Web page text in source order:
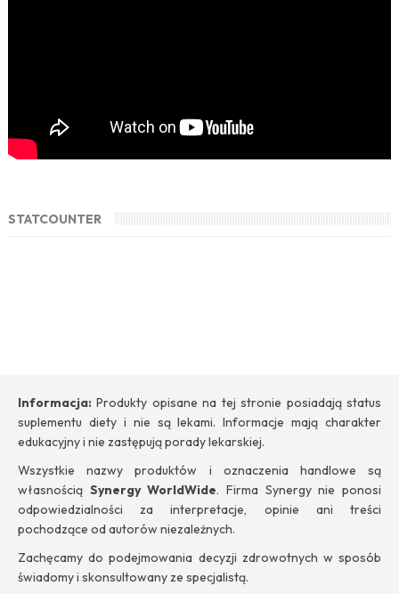
STATCOUNTER
Informacja: Produkty opisane na tej stronie posiadają status
suplementu diety i nie są lekami. Informacje mają charakter
edukacyjny i nie zastępują porady lekarskiej.
Wszystkie nazwy produktów i oznaczenia handlowe są
własnością Synergy WorldWide. Firma Synergy nie ponosi
odpowiedzialności za interpretacje, opinie ani treści
pochodzące od autorów niezależnych.
Zachęcamy do podejmowania decyzji zdrowotnych w sposób
świadomy i skonsultowany ze specjalistą.